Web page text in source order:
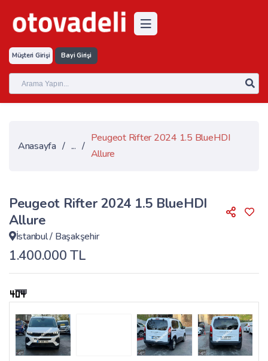
Müşteri Girişi Bayi Girişi
Anasayfa / ... /
Peugeot Rifter 2024 1.5 BlueHDI
Allure
Peugeot Rifter 2024 1.5 BlueHDI
Allure
İstanbul/ Başakşehir
1.400.000 TL
to